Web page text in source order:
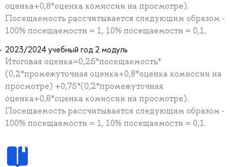
оценка+0,8*оценка комиссии на просмотре).
Посещаемость рассчитывается следующим образом -
100% посещаемости = 1, 10% посещаемости = 0,1.
2023/2024 учебный год 2 модуль
Итоговая оценка=0,25*посещаемость*
(0,2*промежуточная оценка+0,8*оценка комиссии на
просмотре) +0,75*(0,2*промежуточная
оценка+0,8*оценка комиссии на просмотре).
Посещаемость рассчитывается следующим образом -
100% посещаемости = 1, 10% посещаемости = 0,1.